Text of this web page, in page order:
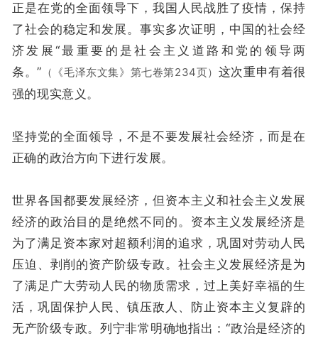
正是在党的全面领导下，我国人民战胜了疫情，保持
了社会的稳定和发展。事实多次证明，中国的社会经
济发展“最重要的是社会主义道路和党的领导两
条。” （《毛泽东文集》第七卷第234页） 这次重申有着很
强的现实意义。
坚持党的全面领导，不是不要发展社会经济，而是在
正确的政治方向下进行发展。
世界各国都要发展经济，但资本主义和社会主义发展
经济的政治目的是绝然不同的。资本主义发展经济是
为了满足资本家对超额利润的追求，巩固对劳动人民
压迫、剥削的资产阶级专政。社会主义发展经济是为
了满足广大劳动人民的物质需求，过上美好幸福的生
活，巩固保护人民、镇压敌人、防止资本主义复辟的
无产阶级专政。列宁非常明确地指出：“政治是经济的